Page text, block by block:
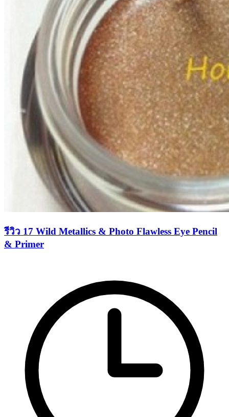
รีวิว 17 Wild Metallics & Photo Flawless Eye Pencil
& Primer